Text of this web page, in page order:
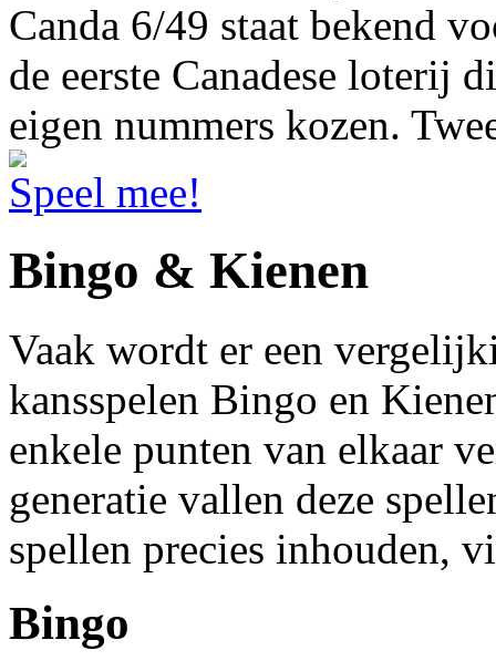
Canda 6/49 staat bekend
de eerste Canadese loterij
eigen nummers kozen.
Speel mee!
Bingo & Kienen
Vaak wordt er een
kansspelen Bingo en
enkele punten van elkaar
generatie vallen deze
spellen precies inhouden,
Bingo